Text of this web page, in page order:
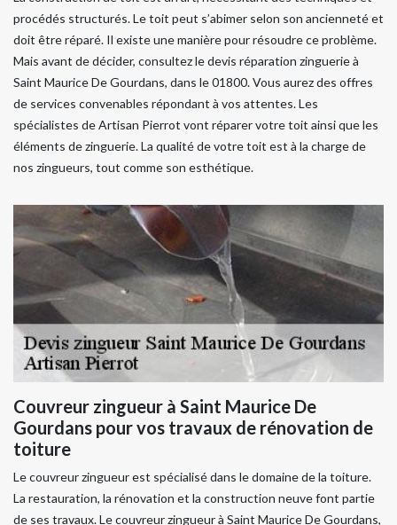
procédés structurés. Le toit peut s’abimer selon son ancienneté et
doit être réparé. Il existe une manière pour résoudre ce problème.
Mais avant de décider, consultez le devis réparation zinguerie à
Saint Maurice De Gourdans, dans le 01800. Vous aurez des offres
de services convenables répondant à vos attentes. Les
spécialistes de Artisan Pierrot vont réparer votre toit ainsi que les
éléments de zinguerie. La qualité de votre toit est à la charge de
nos zingueurs, tout comme son esthétique.
Couvreur zingueur à Saint Maurice De
Gourdans pour vos travaux de rénovation de
toiture
Le couvreur zingueur est spécialisé dans le domaine de la toiture.
La restauration, la rénovation et la construction neuve font partie
de ses travaux. Le couvreur zingueur à Saint Maurice De Gourdans,